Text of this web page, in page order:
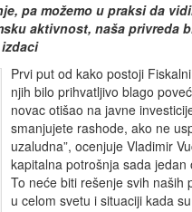
pa možemo u praksi da
aktivnost, naša privreda
Prvi put od kako postoji
njih bilo prihvatljivo blago
novac otišao na javne
smanjujete rashode, ako ne
uzaludna”, ocenjuje Vladimir
kapitalna potrošnja sada
To neće biti rešenje svih naših
u celom svetu i situaciji kada